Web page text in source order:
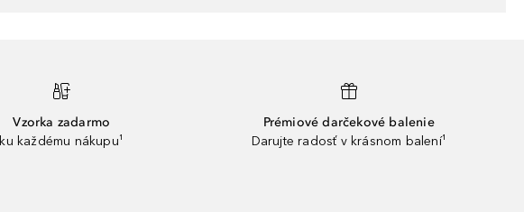
Vzorka zadarmo
ku každému nákupu¹
Prémiové darčekové balenie
Darujte radosť v krásnom balení¹